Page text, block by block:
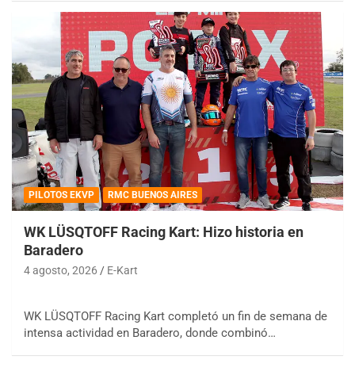
PILOTOS EKVP RMC BUENOS AIRES
WK LÜSQTOFF Racing Kart: Hizo historia en
Baradero
4 agosto, 2026 E-Kart
WK LÜSQTOFF Racing Kart completó un fin de semana de
intensa actividad en Baradero, donde combinó…
08/09-AGO
Ramiro Tot (Asfalto)